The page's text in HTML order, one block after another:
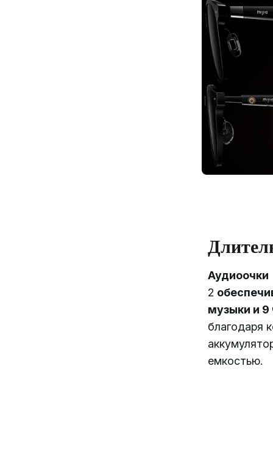
Аудиоочки
2
музыки и 9
благодаря
емкостью.